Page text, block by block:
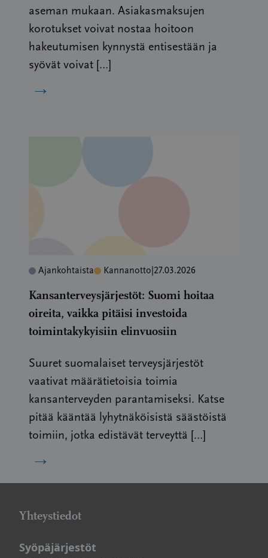
aseman mukaan. Asiakasmaksujen
korotukset voivat nostaa hoitoon
hakeutumisen kynnystä entisestään ja
syövät voivat […]
→
Ajankohtaista Kannanotto 27.03.2026
Kansanterveysjärjestöt: Suomi hoitaa
oireita, vaikka pitäisi investoida
toimintakykyisiin elinvuosiin
Suuret suomalaiset terveysjärjestöt
vaativat määrätietoisia toimia
kansanterveyden parantamiseksi. Katse
pitää kääntää lyhytnäköisistä säästöistä
toimiin, jotka edistävät terveyttä […]
→
Yhteystiedot
Syöpäjärjestöt